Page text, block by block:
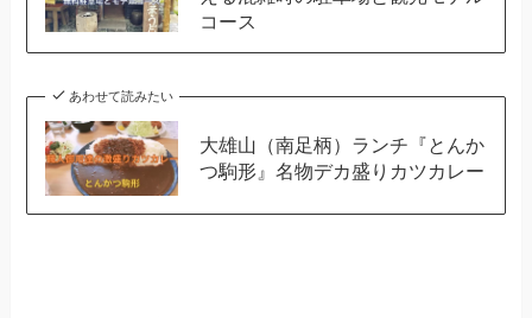
コース
あわせて読みたい
大雄山（南足柄）ランチ『とんか
つ駒形』名物デカ盛りカツカレー